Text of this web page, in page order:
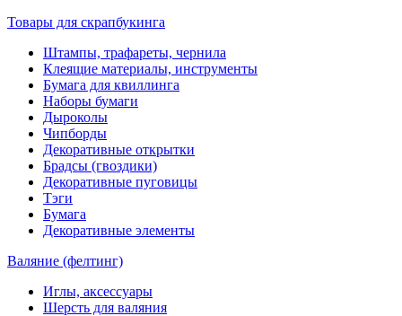
Товары для скрапбукинга
Штампы, трафареты, чернила
Клеящие материалы, инструменты
Бумага для квиллинга
Наборы бумаги
Дыроколы
Чипборды
Декоративные открытки
Брадсы (гвоздики)
Декоративные пуговицы
Тэги
Бумага
Декоративные элементы
Валяние (фелтинг)
Иглы, аксессуары
Шерсть для валяния